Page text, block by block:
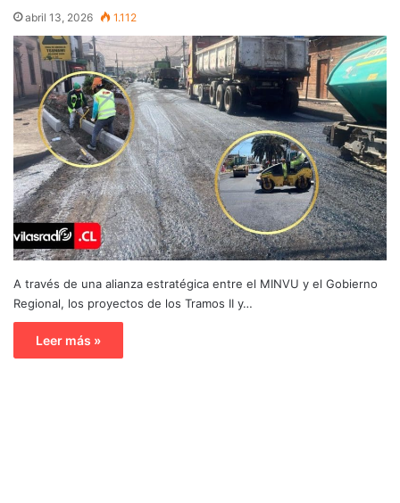
abril 13, 2026 1.112
A través de una alianza estratégica entre el MINVU y el Gobierno
Regional, los proyectos de los Tramos II y…
Leer más »